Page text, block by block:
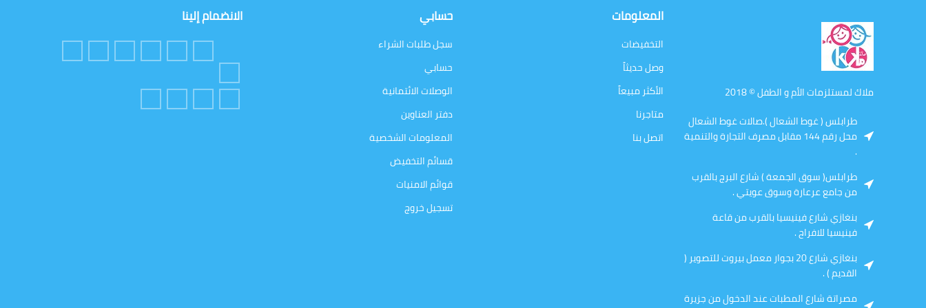
ملاك لمستلزمات الأم و الطفل © 2018
طرابلس ( غوط الشعال ).صالات غوط الشعال
محل رقم 144 مقابل مصرف التجارة والتنمية
.
طرابلس( سوق الجمعة ) شارع البرج بالقرب
من جامع عرعارة وسوق عويتي .
بنغازي شارع فينيسيا بالقرب من قاعة
فينيسيا للافراح .
بنغازي شارع 20 بجوار معمل بيروت للتصوير (
القديم ) .
مصراتة شارع المطبات عند الدخول من جزيرة
المعلومات
التخفيضات
وصل حديثاً
الأكثر مبيعاً
متاجرنا
اتصل بنا
حسابي
سجل طلبات الشراء
حسابي
الوصلات الائتمانية
دفتر العناوين
المعلومات الشخصية
قسائم التخفيض
قوائم الامنيات
تسجيل خروج
الانضمام إلينا